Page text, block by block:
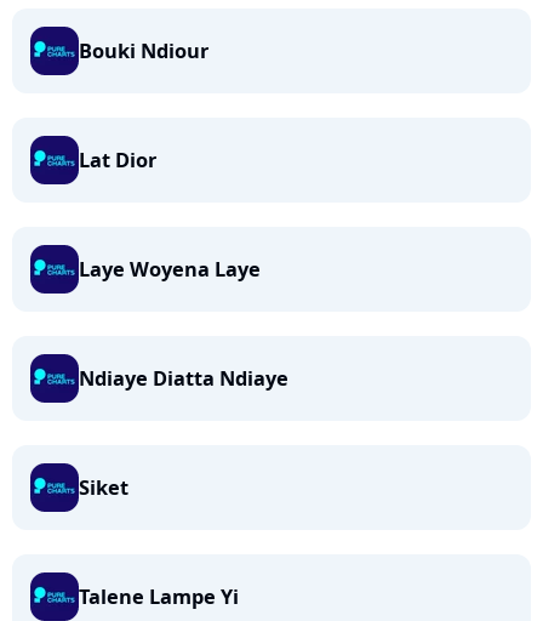
Bouki Ndiour
Lat Dior
Laye Woyena Laye
Ndiaye Diatta Ndiaye
Siket
Talene Lampe Yi